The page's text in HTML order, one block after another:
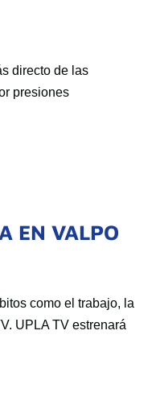
directo de las
presiones
EN VALPO
como el trabajo, la
UPLA TV estrenará